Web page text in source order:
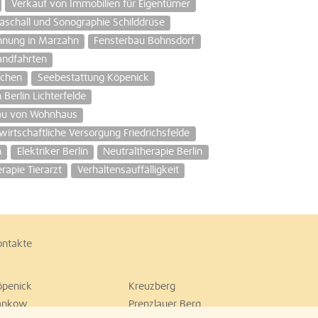
Verkauf von Immobilien für Eigentümer
und Sonographie Schilddrüse
in Marzahn
Fensterbau Bohnsdorf
Seebestattung Köpenick
Berlin Lichterfelde
von Wohnhaus
Versorgung Friedrichsfelde
Elektriker Berlin
Neutraltherapie Berlin
Tierarzt
Verhaltensauffälligkeit
Kreuzberg
Prenzlauer Berg